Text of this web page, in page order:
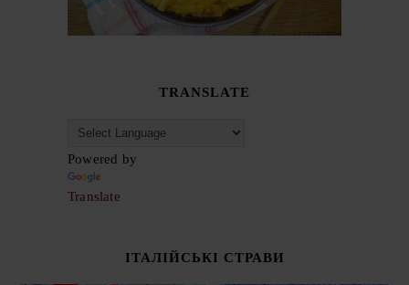
TRANSLATE
Powered by
Translate
ІТАЛІЙСЬКІ СТРАВИ